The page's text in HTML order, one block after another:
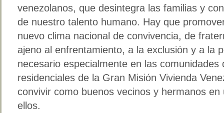
venezolanos, que desintegra las familias y
de nuestro talento humano. Hay que
nuevo clima nacional de convivencia, de
ajeno al enfrentamiento, a la exclusión y a la
necesario especialmente en las
residenciales de la Gran Misión Vivienda
convivir como buenos vecinos y hermanos
ellos.